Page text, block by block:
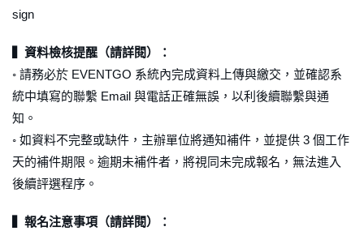
sign
▍資料檢核提醒（請詳閱）：
◦ 請務必於 EVENTGO 系統內完成資料上傳與繳交，並確認系
統中填寫的聯繫 Email 與電話正確無誤，以利後續聯繫與通
知。
◦ 如資料不完整或缺件，主辦單位將通知補件，並提供 3 個工作
天的補件期限。逾期未補件者，將視同未完成報名，無法進入
後續評選程序。
▍報名注意事項（請詳閱）：